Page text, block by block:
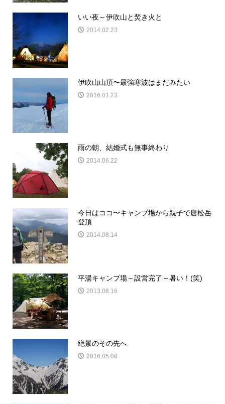
いい夜～伊吹山と焚き火と
2014.02.23
伊吹山山頂〜最強寒波はまだみたい
2016.01.23
雨の朝、結婚式も無事終わり
2014.06.22
今日はココ〜キャンプ場から親子で唐松岳
登頂
2014.08.14
平湯キャンプ場～設営完了～暑い！(笑)
2013.08.16
絶景のその先へ
2016.05.08